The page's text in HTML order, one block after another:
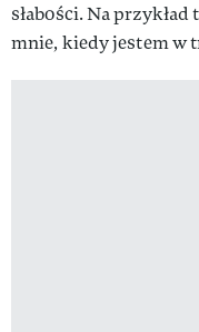
słabości. Na
mnie, kiedy jestem w